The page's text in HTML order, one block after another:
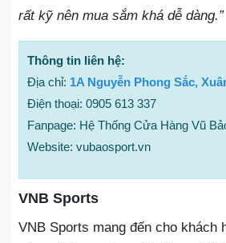
rất kỹ nên mua sắm khá dễ dàng.”
Thông tin liên hệ:
Địa chỉ: 1A Nguyễn Phong Sắc,
Điện thoại: 0905 613 337
Fanpage: Hệ Thống Cửa Hàng Vũ
Website: vubaosport.vn
VNB Sports
VNB Sports mang đến cho khách